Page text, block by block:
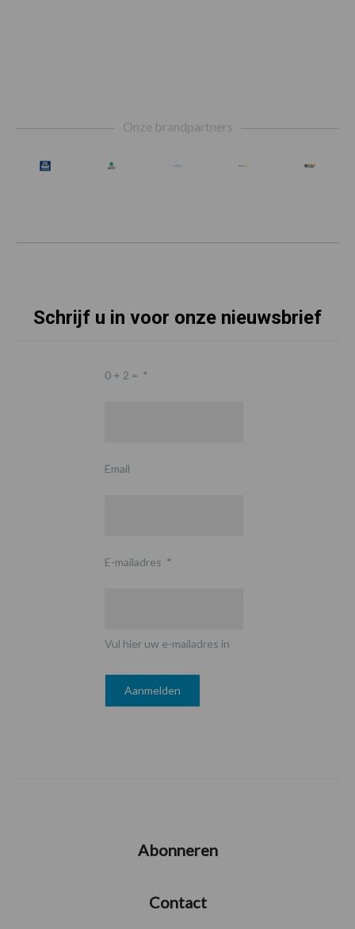
Onze brandpartners
Schrijf u in voor onze nieuwsbrief
0 + 2 = *
Email
E-mailadres *
Vul hier uw e-mailadres in
Abonneren
Contact